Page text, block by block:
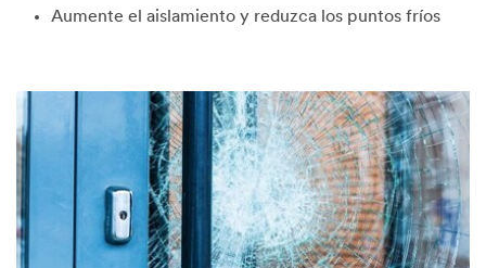
Aumente el aislamiento y reduzca los puntos fríos